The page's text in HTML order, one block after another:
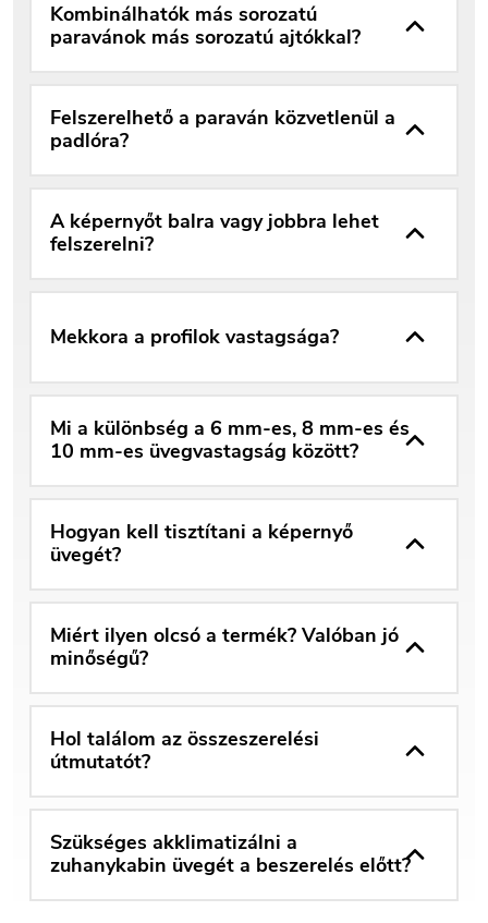
Kombinálhatók más sorozatú
paravánok más sorozatú ajtókkal?
Felszerelhető a paraván közvetlenül a
padlóra?
A képernyőt balra vagy jobbra lehet
felszerelni?
Mekkora a profilok vastagsága?
Mi a különbség a 6 mm-es, 8 mm-es és
10 mm-es üvegvastagság között?
Hogyan kell tisztítani a képernyő
üvegét?
Miért ilyen olcsó a termék? Valóban jó
minőségű?
Hol találom az összeszerelési
útmutatót?
Szükséges akklimatizálni a
zuhanykabin üvegét a beszerelés előtt?